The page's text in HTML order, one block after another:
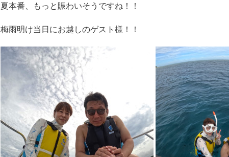
夏本番、もっと賑わいそうですね！！
梅雨明け当日にお越しのゲスト様！！